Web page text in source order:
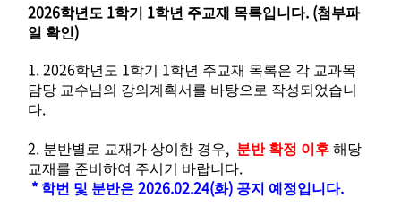
2026학년도 1학기 1학년 주교재 목록입니다. (첨부파
일 확인)
1. 2026학년도 1학기 1학년 주교재 목록은 각 교과목
담당 교수님의 강의계획서를 바탕으로 작성되었습니
다.
2. 분반별로 교재가 상이한 경우, 분반 확정 이후 해당
교재를 준비하여 주시기 바랍니다.
* 학번 및 분반은2026.02.24(화) 공지 예정입니다.